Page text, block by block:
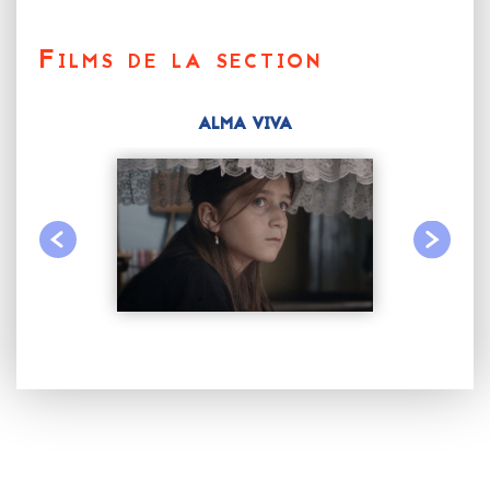
Films de la section
ALMA VIVA